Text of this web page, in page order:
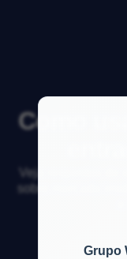
Grupo
Como
Veja respostas de
sobre mercado